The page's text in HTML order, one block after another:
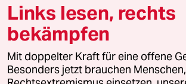
© 2026 taz Verlags und Vertriebs GmbH
Alle Rechte vorbehalten. Bei rechtlichen Fragen
wenden Sie sich bitte an lizenzen@taz.de
Links lesen, rechts
bekämpfen
Mit doppelter Kraft für eine offene
Besonders jetzt brauchen